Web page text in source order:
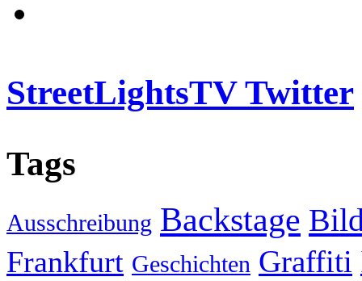
StreetLightsTV Twitter
Tags
Ausschreibung Backstage
Frankfurt Geschichten Graffiti